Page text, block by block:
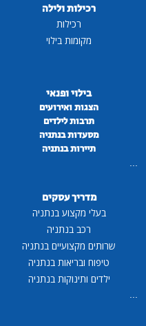
רכילות ולילה
רכילות
מקומות בילוי
בילוי ופנאי
הצגות ואירועים
תרבות לילדים
מסעדות בנתניה
תיירות בנתניה
מדריך עסקים
בעלי מקצוע בנתניה
רכב בנתניה
שרותים מקצועיים בנתניה
טיפוח ובריאות בנתניה
ילדים ותינוקות בנתניה